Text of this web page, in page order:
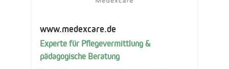
www.medexcare.de
Experte für Pflegevermittlung &
pädagogische Beratung